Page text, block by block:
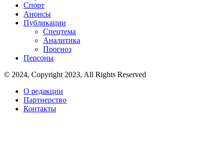
Спорт
Анонсы
Публикации
Спецтема
Аналитика
Прогноз
Персоны
© 2024, Copyright 2023, All Rights Reserved
О редакции
Партнерство
Контакты